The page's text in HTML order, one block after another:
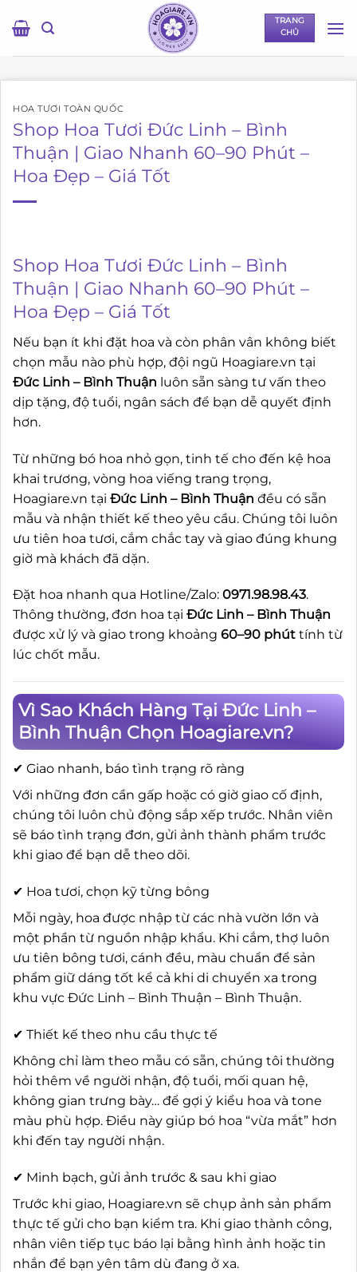
qua
TRANG
CHỦ
HOA TƯƠI TOÀN QUỐC
Shop Hoa Tươi Đức Linh – Bình
Thuận | Giao Nhanh 60–90 Phút –
Hoa Đẹp – Giá Tốt
Shop Hoa Tươi Đức Linh – Bình
Thuận | Giao Nhanh 60–90 Phút –
Hoa Đẹp – Giá Tốt
Nếu bạn ít khi đặt hoa và còn phân vân không biết
chọn mẫu nào phù hợp, đội ngũ Hoagiare.vn tại
Đức Linh – Bình Thuận luôn sẵn sàng tư vấn theo
dịp tặng, độ tuổi, ngân sách để bạn dễ quyết định
hơn.
Từ những bó hoa nhỏ gọn, tinh tế cho đến kệ hoa
khai trương, vòng hoa viếng trang trọng,
Hoagiare.vn tại Đức Linh – Bình Thuận đều có sẵn
mẫu và nhận thiết kế theo yêu cầu. Chúng tôi luôn
ưu tiên hoa tươi, cắm chắc tay và giao đúng khung
giờ mà khách đã dặn.
Đặt hoa nhanh qua Hotline/Zalo: 0971.98.98.43.
Thông thường, đơn hoa tại Đức Linh – Bình Thuận
được xử lý và giao trong khoảng 60–90 phút tính từ
lúc chốt mẫu.
Vì Sao Khách Hàng Tại Đức Linh –
Bình Thuận Chọn Hoagiare.vn?
✔ Giao nhanh, báo tình trạng rõ ràng
Với những đơn cần gấp hoặc có giờ giao cố định,
chúng tôi luôn chủ động sắp xếp trước. Nhân viên
sẽ báo tình trạng đơn, gửi ảnh thành phẩm trước
khi giao để bạn dễ theo dõi.
✔ Hoa tươi, chọn kỹ từng bông
Mỗi ngày, hoa được nhập từ các nhà vườn lớn và
một phần từ nguồn nhập khẩu. Khi cắm, thợ luôn
ưu tiên bông tươi, cánh đều, màu chuẩn để sản
phẩm giữ dáng tốt kể cả khi di chuyển xa trong
khu vực Đức Linh – Bình Thuận – Bình Thuận.
✔ Thiết kế theo nhu cầu thực tế
Không chỉ làm theo mẫu có sẵn, chúng tôi thường
hỏi thêm về người nhận, độ tuổi, mối quan hệ,
không gian trưng bày… để gợi ý kiểu hoa và tone
màu phù hợp. Điều này giúp bó hoa “vừa mắt” hơn
khi đến tay người nhận.
✔ Minh bạch, gửi ảnh trước & sau khi giao
Trước khi giao, Hoagiare.vn sẽ chụp ảnh sản phẩm
thực tế gửi cho bạn kiểm tra. Khi giao thành công,
nhân viên tiếp tục báo lại bằng hình ảnh hoặc tin
nhắn để bạn yên tâm dù đang ở xa.